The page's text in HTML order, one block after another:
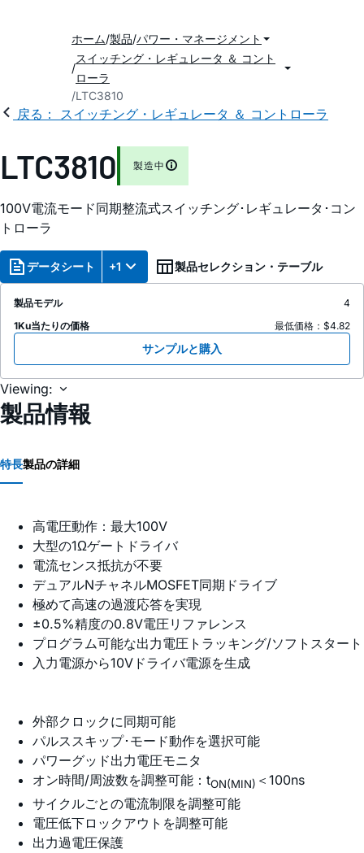
ホーム 製品 パワー・マネージメント
スイッチング・レギュレータ ＆ コント
ローラ
LTC3810
戻る： スイッチング・レギュレータ ＆ コントローラ
LTC3810 製造中
100V電流モード同期整流式スイッチング･レギュレータ･コン
トローラ
データシート +1 製品セレクション・テーブル
製品モデル
4
1Ku当たりの価格
最低価格：$4.82
サンプルと購入
Viewing:
製品情報
特長製品の詳細
高電圧動作：最大100V
大型の1Ωゲートドライバ
電流センス抵抗が不要
デュアルNチャネルMOSFET同期ドライブ
極めて高速の過渡応答を実現
±0.5%精度の0.8V電圧リファレンス
プログラム可能な出力電圧トラッキング/ソフトスタート
入力電源から10Vドライバ電源を生成
外部クロックに同期可能
パルススキップ･モード動作を選択可能
パワーグッド出力電圧モニタ
オン時間/周波数を調整可能：tON(MIN) ＜100ns
サイクルごとの電流制限を調整可能
電圧低下ロックアウトを調整可能
出力過電圧保護